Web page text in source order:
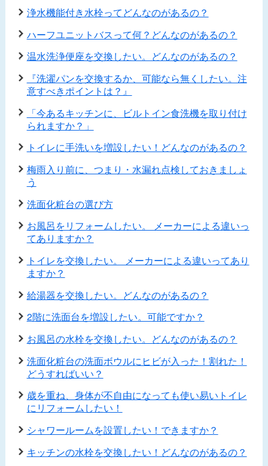
浄水機能付き水栓ってどんなのがあるの？
ハーフユニットバスって何？どんなのがあるの？
温水洗浄便座を交換したい。どんなのがあるの？
『洗濯パンを交換するか、可能なら無くしたい。注
意すべきポイントは？』
「今あるキッチンに、ビルトイン食洗機を取り付け
られますか？」
トイレに手洗いを増設したい！どんなのがあるの？
梅雨入り前に、つまり・水漏れ点検しておきましょ
う
洗面化粧台の選び方
お風呂をリフォームしたい。 メーカーによる違いっ
てありますか？
トイレを交換したい。 メーカーによる違いってあり
ますか？
給湯器を交換したい。どんなのがあるの？
2階に洗面台を増設したい。可能ですか？
お風呂の水栓を交換したい。どんなのがあるの？
洗面化粧台の洗面ボウルにヒビが入った！割れた！
どうすればいい？
歳を重ね、身体が不自由になっても使い易いトイレ
にリフォームしたい！
シャワールームを設置したい！できますか？
キッチンの水栓を交換したい！どんなのがあるの？